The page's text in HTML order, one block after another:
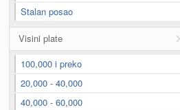
Stalan posao
Visini plate
100,000 i preko
20,000 - 40,000
40,000 - 60,000